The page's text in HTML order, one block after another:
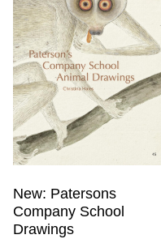
New: Patersons
Company School
Drawings